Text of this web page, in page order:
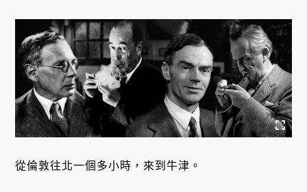
從倫敦往北一個多小時，來到牛津。